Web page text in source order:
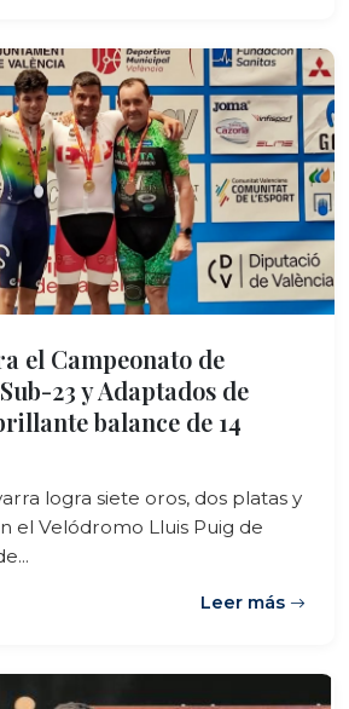
el Campeonato de
23 y Adaptados de
balance de 14
logra siete oros, dos platas y
el Velódromo Lluis Puig de
Leer más